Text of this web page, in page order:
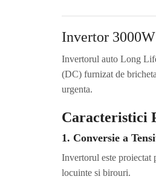
Invertor
Invertorul auto Long
(DC) furnizat de
urgenta.
Caracteristici
1. Conversie a
Invertorul este proiectat
locuinte si birouri.